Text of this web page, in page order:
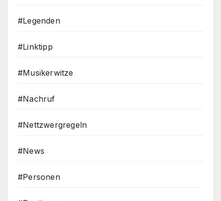
#Legenden
#Linktipp
#Musikerwitze
#Nachruf
#Nettzwergregeln
#News
#Personen